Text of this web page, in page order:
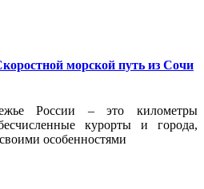
морской путь из Сочи
России – это километры
курорты и города,
особенностями